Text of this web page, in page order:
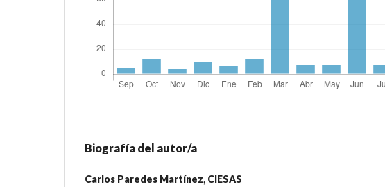
Biografía del autor/a
Carlos Paredes Martínez, CIESAS